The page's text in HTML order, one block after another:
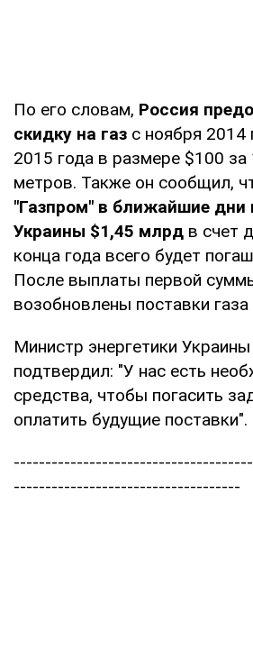
По его словам, Россия
скидку на газ с ноября 2014
2015 года в размере $100 за
метров. Также он сообщил,
"Газпром" в ближайшие дни
Украины $1,45 млрд в счет
конца года всего будет
После выплаты первой
возобновлены поставки газа
Министр энергетики
подтвердил: "У нас есть
средства, чтобы погасить
оплатить будущие поставки".
------------------------------------